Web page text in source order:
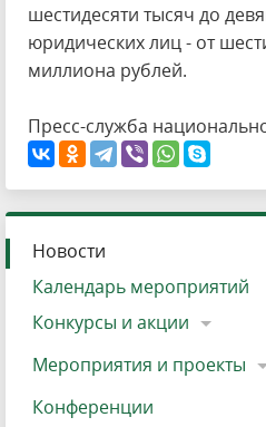
шестидесяти тысяч до
юридических лиц - от
миллиона рублей.
Пресс-служба
Новости
Календарь мероприятий
Конкурсы и акции
Мероприятия и проекты
Конференции